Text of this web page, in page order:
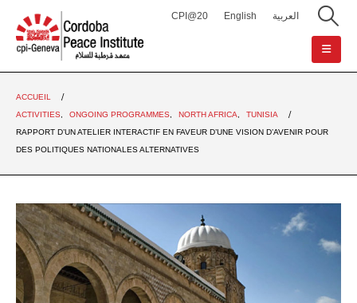
CPI@20 English العربية
ACCUEIL
ACTIVITIES
ONGOING PROGRAMMES NORTH AFRICA
TUNISIA
RAPPORT D’UN ATELIER INTERACTIF EN FAVEUR D’UNE VISION D’AVENIR POUR
DES POLITIQUES NATIONALES ALTERNATIVES